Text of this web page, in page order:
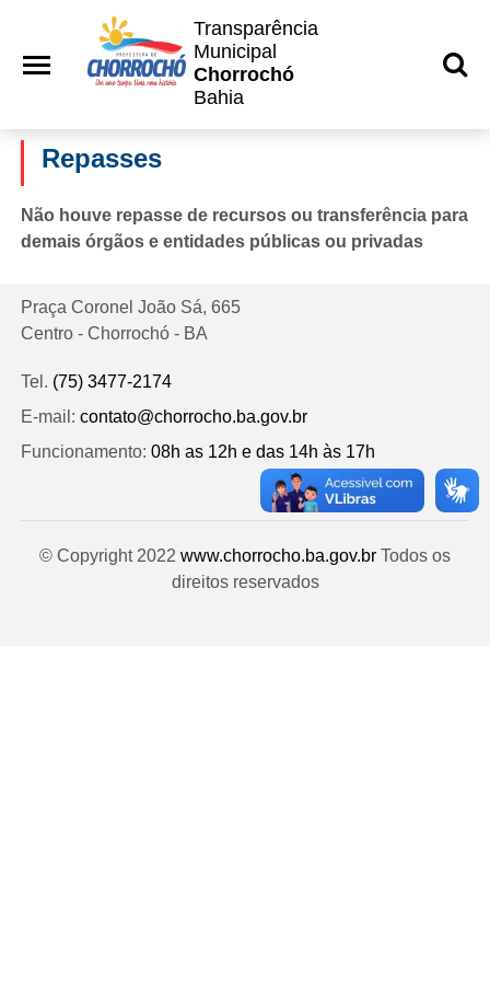
Transparência
Municipal
Chorrochó
Bahia
Repasses
Não houve repasse de recursos ou transferência para
demais órgãos e entidades públicas ou privadas
Praça Coronel João Sá, 665
Centro - Chorrochó - BA
Tel. (75) 3477-2174
E-mail: contato@chorrocho.ba.gov.br
Funcionamento: 08h as 12h e das 14h às 17h
© Copyright 2022 www.chorrocho.ba.gov.br Todos os
direitos reservados